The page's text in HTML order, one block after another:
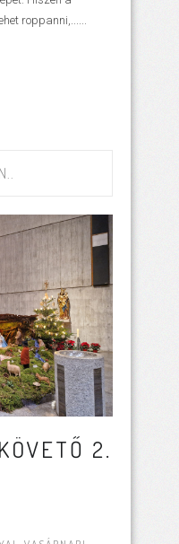
roppanni,......
2.